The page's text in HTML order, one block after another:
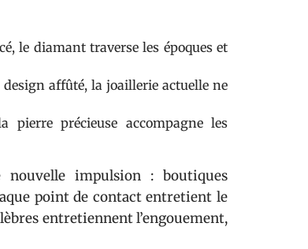
le diamant traverse les époques et
affûté, la joaillerie actuelle ne
pierre précieuse accompagne les
impulsion : boutiques
point de contact entretient le
entretiennent l’engouement,